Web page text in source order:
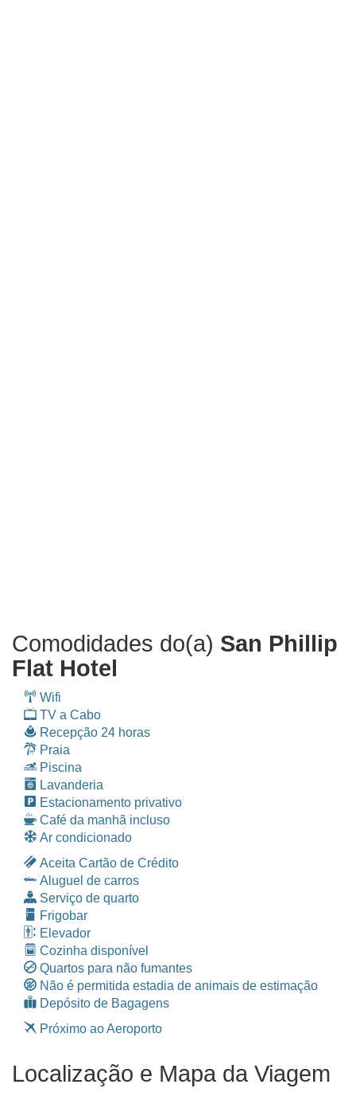
Comodidades do(a) San Phillip
Flat Hotel
Wifi
TV a Cabo
Recepção 24 horas
Praia
Piscina
Lavanderia
Estacionamento privativo
Café da manhã incluso
Ar condicionado
Aceita Cartão de Crédito
Aluguel de carros
Serviço de quarto
Frigobar
Elevador
Cozinha disponível
Quartos para não fumantes
Não é permitida estadia de animais de estimação
Depósito de Bagagens
Próximo ao Aeroporto
Localização e Mapa da Viagem